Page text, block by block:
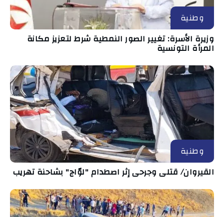
وطنية
وزيرة الأسرة: تغيير الصور النمطية شرط لتعزيز مكانة
المرأة التونسية
وطنية
القيروان/ قتلى وجرحى إثر اصطدام "لوّاج" بشاحنة تهريب